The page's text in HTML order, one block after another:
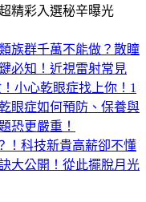
精彩入選秘辛曝光
族群千萬不能做？散瞳
必知！近視雷射常見
小心乾眼症找上你！1
眼症如何預防、保養與
恐更嚴重！
！科技新貴高薪卻不懂
大公開！從此擺脫月光